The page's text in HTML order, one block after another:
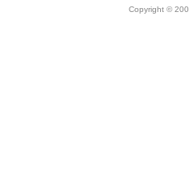
Copyright ©